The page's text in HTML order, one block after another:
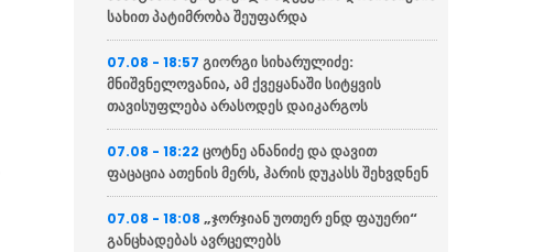
სახით პატიმრობა შეუფარდა
07.08 - 18:57გიორგი სიხარულიძე:
მნიშვნელოვანია, ამ ქვეყანაში სიტყვის
თავისუფლება არასოდეს დაიკარგოს
07.08 - 18:22ცოტნე ანანიძე და დავით
ფაცაცია ათენის მერს, ჰარის დუკასს შეხვდნენ
07.08 - 18:08„ჯორჯიან უოთერ ენდ ფაუერი“
განცხადებას ავრცელებს